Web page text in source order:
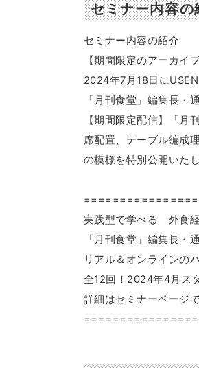
セミナー内容の
セミナー内容の紹介
【期間限定のアーカイ
2024年7月18日に
「月刊食堂」編集長・
【期間限定配信】「
席配置、テーブル編成
の模様を特別公開いたし
実践型で学べる 外食
「月刊食堂」編集長・
リアル＆オンラインの
全12回！2024年4月ス
詳細はセミナーページ